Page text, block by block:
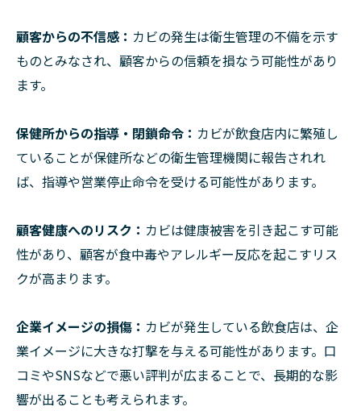
顧客からの不信感： カビの発生は衛生管理の不備を示す
ものとみなされ、顧客からの信頼を損なう可能性があり
ます。
保健所からの指導・閉鎖命令： カビが飲食店内に繁殖し
ていることが保健所などの衛生管理機関に報告されれ
ば、指導や営業停止命令を受ける可能性があります。
顧客健康へのリスク： カビは健康被害を引き起こす可能
性があり、顧客が食中毒やアレルギー反応を起こすリス
クが高まります。
企業イメージの損傷： カビが発生している飲食店は、企
業イメージに大きな打撃を与える可能性があります。口
コミやSNSなどで悪い評判が広まることで、長期的な影
響が出ることも考えられます。